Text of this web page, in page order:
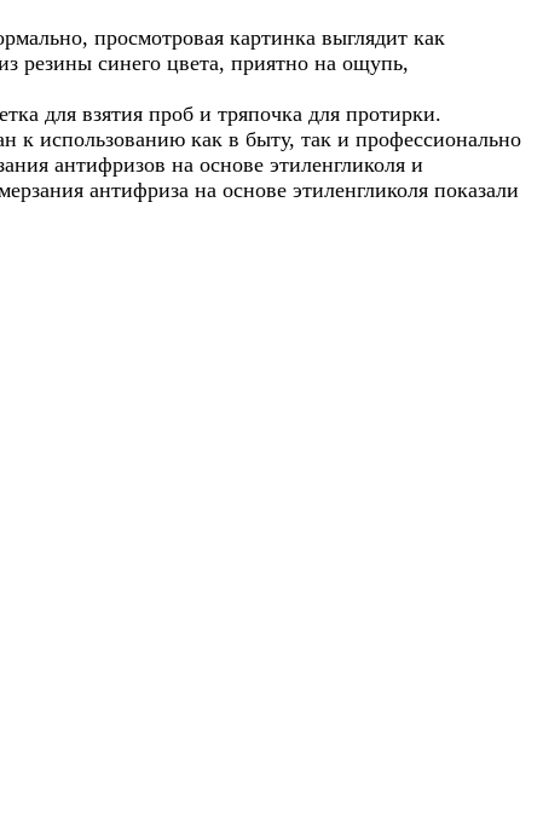
просмотровая картинка выглядит как
резины синего цвета, приятно на ощупь,
для взятия проб и тряпочка для протирки.
к использованию как в быту, так и профессионально
антифризов на основе этиленгликоля и
антифриза на основе этиленгликоля показали